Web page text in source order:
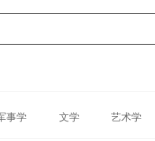
事学 文学 艺术学